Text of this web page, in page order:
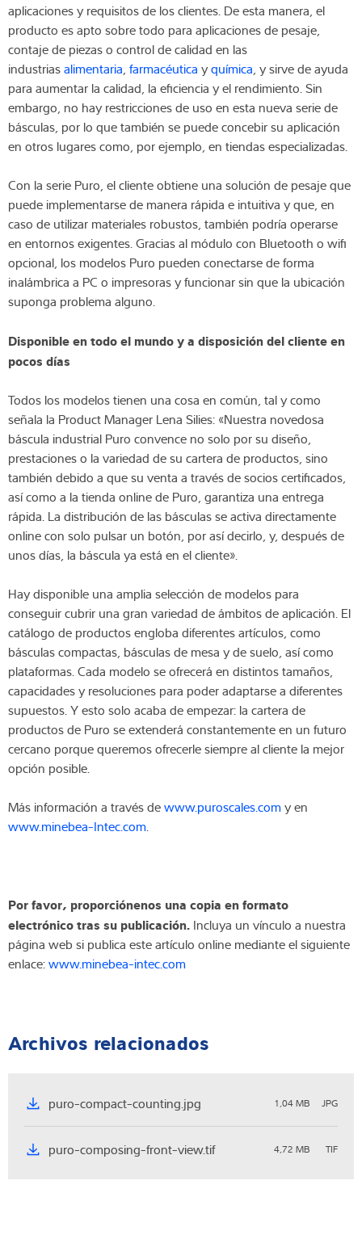
aplicaciones y requisitos de los clientes. De esta manera, el
producto es apto sobre todo para aplicaciones de pesaje,
contaje de piezas o control de calidad en las
industriasalimentaria, farmacéutica yquímica, y sirve de ayuda
para aumentar la calidad, la eficiencia y el rendimiento. Sin
embargo, no hay restricciones de uso en esta nueva serie de
básculas, por lo que también se puede concebir su aplicación
en otros lugares como, por ejemplo, en tiendas especializadas.
Con la serie Puro, el cliente obtiene una solución de pesaje que
puede implementarse de manera rápida e intuitiva y que, en
caso de utilizar materiales robustos, también podría operarse
en entornos exigentes. Gracias al módulo con Bluetooth o wifi
opcional, los modelos Puro pueden conectarse de forma
inalámbrica a PC o impresoras y funcionar sin que la ubicación
suponga problema alguno.
Disponible en todo el mundo y a disposición del cliente en
pocos días
Todos los modelos tienen una cosa en común, tal y como
señala la Product Manager Lena Silies: «Nuestra novedosa
báscula industrial Puro convence no solo por su diseño,
prestaciones o la variedad de su cartera de productos, sino
también debido a que su venta a través de socios certificados,
así como a la tienda online de Puro, garantiza una entrega
rápida. La distribución de las básculas se activa directamente
online con solo pulsar un botón, por así decirlo, y, después de
unos días, la báscula ya está en el cliente».
Hay disponible una amplia selección de modelos para
conseguir cubrir una gran variedad de ámbitos de aplicación. El
catálogo de productos engloba diferentes artículos, como
básculas compactas, básculas de mesa y de suelo, así como
plataformas. Cada modelo se ofrecerá en distintos tamaños,
capacidades y resoluciones para poder adaptarse a diferentes
supuestos. Y esto solo acaba de empezar: la cartera de
productos de Puro se extenderá constantemente en un futuro
cercano porque queremos ofrecerle siempre al cliente la mejor
opción posible.
Más información a través dewww.puroscales.comy en
www.minebea-Intec.com.
Por favor, proporciónenos una copia en formato
electrónico tras su publicación. Incluya un vínculo a nuestra
página web si publica este artículo online mediante el siguiente
enlace:www.minebea-intec.com
Archivos relacionados
puro-compact-counting.jpg 1,04 MB JPG
puro-composing-front-view.tif 4,72 MB TIF